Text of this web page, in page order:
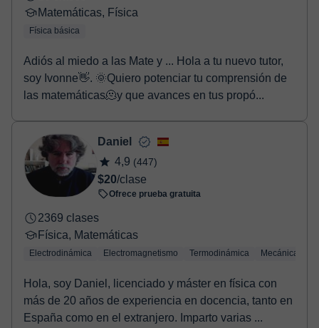
Matemáticas, Física
Física básica
Adiós al miedo a las Mate y ... Hola a tu nuevo tutor,
soy Ivonne👋. 🌞Quiero potenciar tu comprensión de
las matemáticas🫠y que avances en tus propó...
Daniel
4,9 (447)
$20/clase
Ofrece prueba gratuita
2369 clases
Física, Matemáticas
Electrodinámica Electromagnetismo Termodinámica Mecánica
Hola, soy Daniel, licenciado y máster en física con
más de 20 años de experiencia en docencia, tanto en
España como en el extranjero. Imparto varias ...